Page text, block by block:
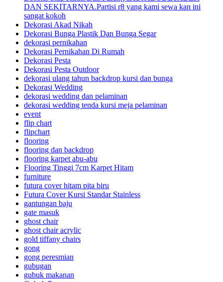
DAN SEKITARNYA.Partisi r8 yang kami sewa kan ini
sangat kokoh
Dekorasi Akad Nikah
Dekorasi Bunga Plastik Dan Bunga Segar
dekorasi pernikahan
Dekorasi Pernikahan Di Rumah
Dekorasi Pesta
Dekorasi Pesta Outdoor
dekorasi ulang tahun backdrop kursi dan bunga
Dekorasi Wedding
dekorasi wedding dan pelaminan
dekorasi wedding tenda kursi meja pelaminan
event
flip chart
flipchart
flooring
flooring dan backdrop
flooring karpet abu-abu
Flooring Tinggi 7cm Karpet Hitam
furniture
futura cover hitam pita biru
Futura Cover Kursi Standar Stainless
gantungan baju
gate masuk
ghost chair
ghost chair acrylic
gold tiffany chairs
gong
gong peresmian
gubugan
gubuk makanan